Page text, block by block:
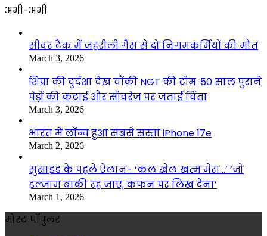
अभी-अभी
सीवर टैंक में जहरीली गैस से दो निगमकर्मियों की मौत
March 3, 2026
शिप्रा की दुर्दशा देख चौंकी NGT की टीम: 50 साल पुराने
पेड़ों की कटाई और सीवरेज पर जताई चिंता
March 3, 2026
भारत में लॉन्च हुआ सबसे सस्ता iPhone 17e
March 2, 2026
सुसाइड के पहले ऐलान- ‘कल खेल खत्म मेरा…’ ‘जो
इल्जाम बाकी रह जाए, कफन पर लिख देना’
March 1, 2026
मोस्ट पॉपुलर